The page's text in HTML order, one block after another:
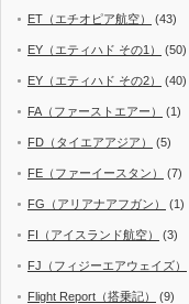
ET（エチオピア航空） (43)
EY（エティハド その1） (50)
EY（エティハド その2） (40)
FA（ファーストエアー） (1)
FD（タイエアアジア） (5)
FE（ファーイースタン） (7)
FG（アリアナアフガン） (1)
FI（アイスランド航空） (3)
FJ（フィジーエアウェイズ）
Flight Report（搭乗記） (9)